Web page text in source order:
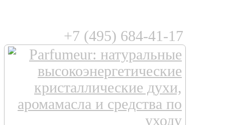
+7 (495) 684-41-17